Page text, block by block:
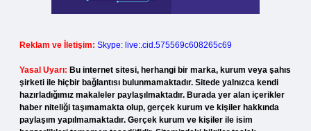
Reklam ve İletişim: Skype: live:.cid.575569c608265c69
Yasal Uyarı: Bu internet sitesi, herhangi bir marka, kurum veya şahıs
şirketi ile hiçbir bağlantısı bulunmamaktadır. Sitede yalnızca kendi
hazırladığımız makaleler paylaşılmaktadır. Burada yer alan içerikler
haber niteliği taşımamakta olup, gerçek kurum ve kişiler hakkında
paylaşım yapılmamaktadır. Gerçek kurum ve kişiler ile isim